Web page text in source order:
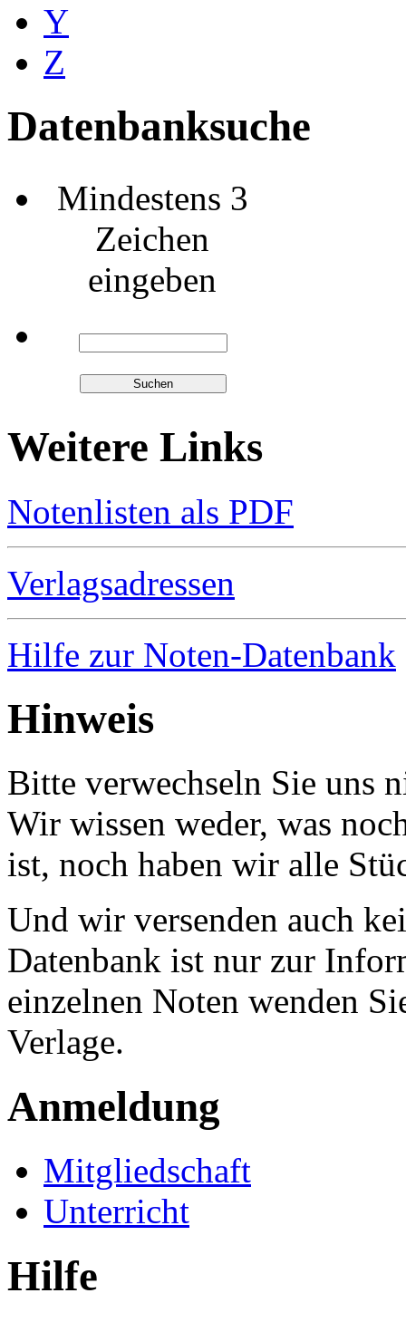
Y
Z
Datenbanksuche
Mindestens 3
Zeichen
eingeben
Weitere Links
Notenlisten als PDF
Verlagsadressen
Hilfe zur Noten-Datenbank
Hinweis
Bitte verwechseln Sie uns
Wir wissen weder, was
ist, noch haben wir alle
Und wir versenden auch
Datenbank ist nur zur
einzelnen Noten wenden
Verlage.
Anmeldung
Mitgliedschaft
Unterricht
Hilfe